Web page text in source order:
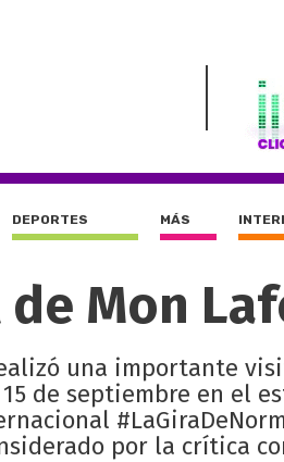
DEPORTES MÁS
Mon
una importante
de septiembre en el
por la crítica